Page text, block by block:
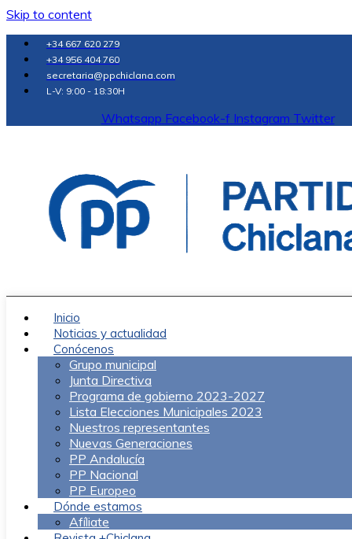
Skip to content
+34 667 620 279
+34 956 404 760
secretaria@ppchiclana.com
L-V: 9:00 - 18:30H
Whatsapp Facebook-f Instagram Twitter
Inicio
Noticias y actualidad
Conócenos
Grupo municipal
Junta Directiva
Programa de gobierno 2023-2027
Lista Elecciones Municipales 2023
Nuestros representantes
Nuevas Generaciones
PP Andalucía
PP Nacional
PP Europeo
Dónde estamos
Afíliate